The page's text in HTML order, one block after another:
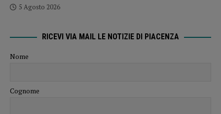
5 Agosto 2026
RICEVI VIA MAIL LE NOTIZIE DI PIACENZA
Nome
Cognome